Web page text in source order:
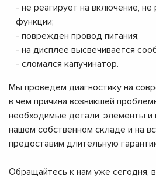
- не реагирует на включение,
функции;
- поврежден провод питания;
- на дисплее высвечивается
- сломался капучинатор.
Мы проведем диагностику на
в чем причина возникшей
необходимые детали, элементы
нашем собственном складе и на
предоставим длительную
Обращайтесь к нам уже сегодня,